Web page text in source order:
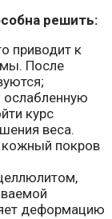
решить:
приводит к
После
ослабленную
курс
веса.
кожный покров
деформацию